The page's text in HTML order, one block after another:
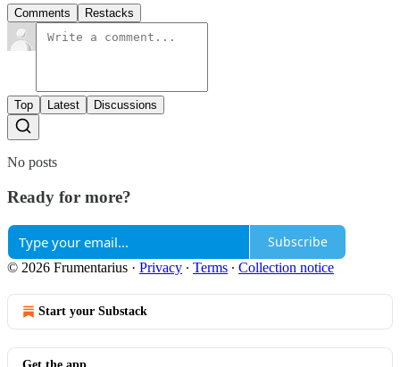
Comments Restacks
Top Latest Discussions
No posts
Ready for more?
Subscribe
© 2026 Frumentarius · Privacy ∙ Terms ∙ Collection notice
Start your Substack